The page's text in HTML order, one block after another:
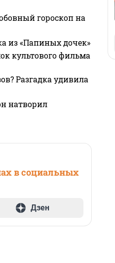
гороскоп на
из «Папиных дочек»
культового фильма
Разгадка удивила
натворил
в социальных
Дзен